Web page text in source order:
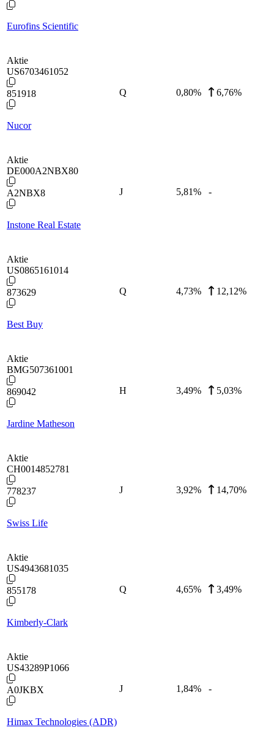
Eurofins Scientific
Aktie
US6703461052
851918
Nucor
Q 0,80% 6,76%
Aktie
DE000A2NBX80
A2NBX8
Instone Real Estate
J 5,81% -
Aktie
US0865161014
873629
Best Buy
Q 4,73% 12,12%
Aktie
BMG507361001
869042
Jardine Matheson
H 3,49% 5,03%
Aktie
CH0014852781
778237
Swiss Life
J 3,92% 14,70%
Aktie
US4943681035
855178
Kimberly-Clark
Q 4,65% 3,49%
Aktie
US43289P1066
A0JKBX
Himax Technologies (ADR)
J 1,84% -